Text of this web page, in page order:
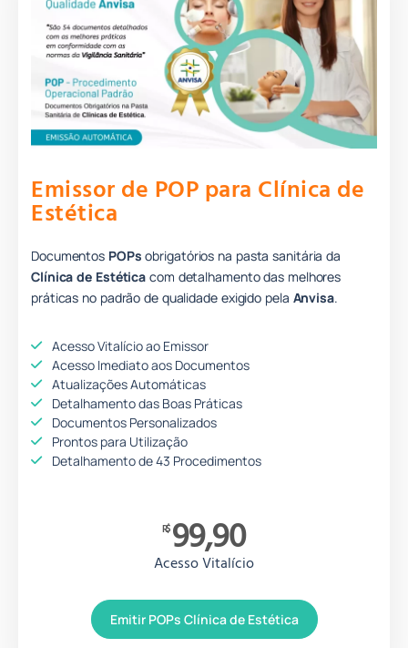
Emissor de POP para Clínica de
Estética
Documentos POPs obrigatórios na pasta sanitária da
Clínica de Estética com detalhamento das melhores
práticas no padrão de qualidade exigido pela Anvisa.
Acesso Vitalício ao Emissor
Acesso Imediato aos Documentos
Atualizações Automáticas
Detalhamento das Boas Práticas
Documentos Personalizados
Prontos para Utilização
Detalhamento de 43 Procedimentos
R$ 99,90
Acesso Vitalício
Emitir POPs Clínica de Estética